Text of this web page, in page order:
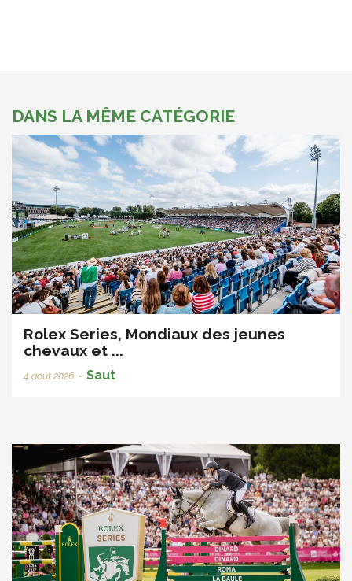
DANS LA MÊME CATÉGORIE
Rolex Series, Mondiaux des jeunes
chevaux et ...
4 août 2026 • Saut